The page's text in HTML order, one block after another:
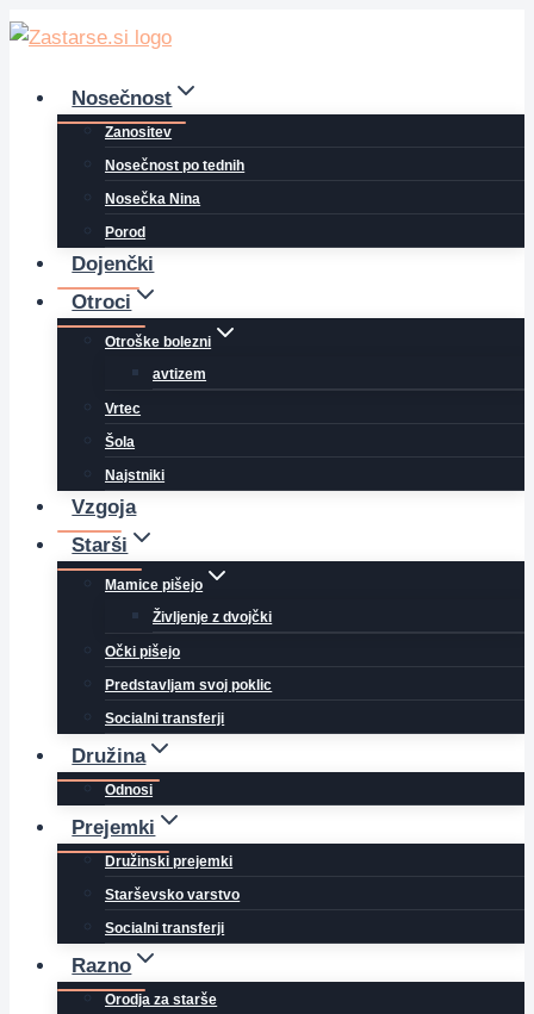
Skip
contentNosečnost
Zanositev
Nosečnost po tednih
Nosečka Nina
Porod
Dojenčki
Otroci
Otroške bolezni
avtizem
Vrtec
Šola
Najstniki
Vzgoja
Starši
Mamice pišejo
Življenje z dvojčki
Očki pišejo
Predstavljam svoj poklic
Socialni transferji
Družina
Odnosi
Prejemki
Družinski prejemki
Starševsko varstvo
Socialni transferji
Razno
Orodja za starše